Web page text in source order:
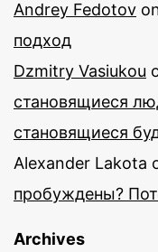
Andrey Fedotov
подход
Dzmitry Vasiukou
становящиеся
становящиеся
Alexander Lakota
пробуждены?
Archives